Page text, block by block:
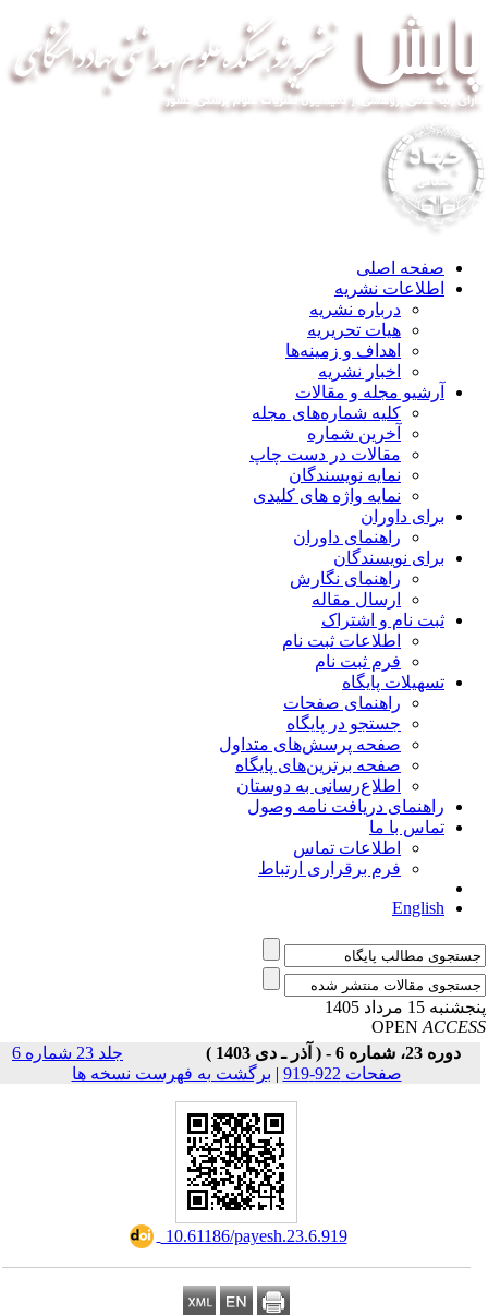
صفحه اصلی
اطلاعات نشریه
درباره نشریه
هیات تحریریه
اهداف و زمینه‌ها
اخبار نشریه
آرشیو مجله و مقالات
کلیه شماره‌های مجله
آخرین شماره
مقالات در دست چاپ
نمایه نویسندگان
نمایه واژه های کلیدی
برای داوران
راهنمای داوران
برای نویسندگان
راهنمای نگارش
ارسال مقاله
ثبت نام و اشتراک
اطلاعات ثبت نام
فرم ثبت نام
تسهیلات پایگاه
راهنمای صفحات
جستجو در پایگاه
صفحه پرسش‌های متداول
صفحه برترین‌های پایگاه
اطلاع‌رسانی به دوستان
راهنمای دریافت نامه وصول
تماس با ما
اطلاعات تماس
فرم برقراری ارتباط
English
15 مرداد 1405
OPEN
دوره 23، شماره 6 - ( آذر ـ دی 1403 )
جلد 23 شماره 6
صفحات 922-919
|برگشت به فهرست نسخه ها
‎ 10.61186/payesh.23.6.919